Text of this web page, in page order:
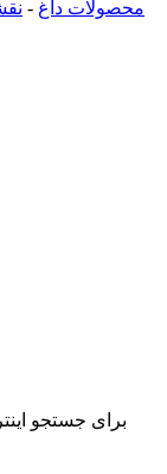
محصولات داغ -
برای جستجو